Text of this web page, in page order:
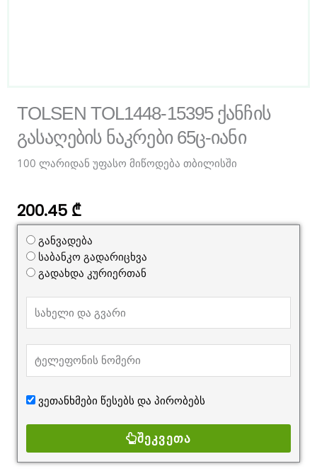
TOLSEN TOL1448-15395 ქანჩის
გასაღების ნაკრები 65ც-იანი
100 ლარიდან უფასო მიწოდება თბილისში
200.45 ₾
განვადება
საბანკო გადარიცხვა
გადახდა კურიერთან
ვეთანხმები წესებს და პირობებს
ᲨᲔᲙᲕᲔᲗᲐ